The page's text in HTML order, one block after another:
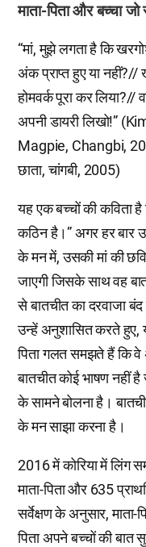
माता-पिता और बच्चा
“मां, मुझे लगता है कि
अंक प्राप्त हुए या
होमवर्क पूरा कर लिया?//
अपनी डायरी लिखो!”
Magpie, Changbi,
छाता, चांगबी, 2005)
यह एक बच्चों की कविता
कठिन है।” अगर हर बार
के मन में, उसकी मां की
जाएगी जिसके साथ वह
से बातचीत का दरवाजा
उन्हें अनुशासित करते हुए,
पिता गलत समझते हैं कि
बातचीत कोई भाषण नहीं
के सामने बोलना है।
के मन साझा करना है।
2016 में कोरिया में लिंग
माता-पिता और 635
सर्वेक्षण के अनुसार, माता-
पिता अपने बच्चों की